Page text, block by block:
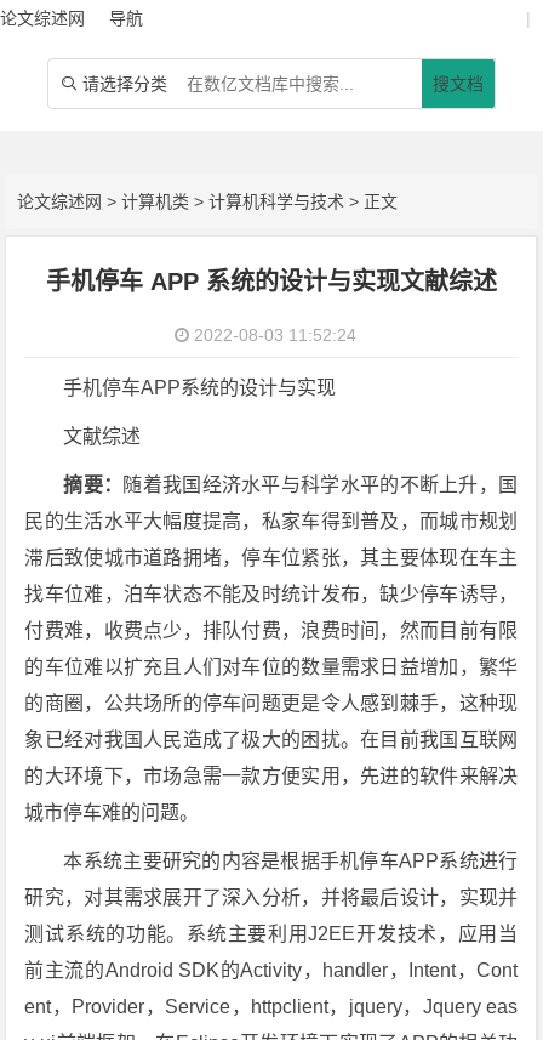
论文综述网 导航 |
 请选择分类 搜文档
论文综述网 >计算机类 >计算机科学与技术 > 正文
手机停车 APP 系统的设计与实现文献综述
2022-08-03 11:52:24
手机停车APP系统的设计与实现
文献综述
摘要： 随着我国经济水平与科学水平的不断上升，国
民的生活水平大幅度提高，私家车得到普及，而城市规划
滞后致使城市道路拥堵，停车位紧张，其主要体现在车主
找车位难，泊车状态不能及时统计发布，缺少停车诱导，
付费难，收费点少，排队付费，浪费时间，然而目前有限
的车位难以扩充且人们对车位的数量需求日益增加，繁华
的商圈，公共场所的停车问题更是令人感到棘手，这种现
象已经对我国人民造成了极大的困扰。在目前我国互联网
的大环境下，市场急需一款方便实用，先进的软件来解决
城市停车难的问题。
本系统主要研究的内容是根据手机停车APP系统进行
研究，对其需求展开了深入分析，并将最后设计，实现并
测试系统的功能。系统主要利用J2EE开发技术，应用当
前主流的Android SDK的Activity，handler，Intent，Cont
ent，Provider，Service，httpclient，jquery，Jquery eas